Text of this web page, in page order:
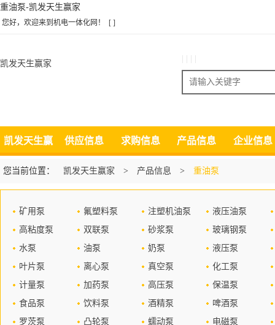
重油泵-凯发天生赢家
您好，欢迎来到机电一体化网！ [ ]
凯发天生赢家
搜索
凯发天生赢
家
供应信息 求购信息 产品信息 企业信息
您当前位置： 凯发天生赢家 > 产品信息 > 重油泵
矿用泵 氟塑料泵 注塑机油泵
液压油泵
高粘度泵
双联泵 砂浆泵
玻璃钢泵
水泵
油泵 奶泵
液压泵
叶片泵
离心泵 真空泵
化工泵
计量泵
加药泵 高压泵
保温泵
食品泵
饮料泵 酒精泵
啤酒泵
罗茨泵
凸轮泵 蠕动泵
电磁泵